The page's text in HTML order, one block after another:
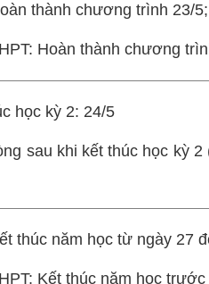
thành chương trình 23/
Hoàn thành chương
học kỳ 2: 24/5
sau khi kết thúc học kỳ
thúc năm học từ ngày 27
Kết thúc năm học trước